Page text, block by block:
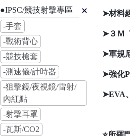
●IPSC/競技射擊專區
-手套
-戰術背心
-競技槍套
-測速儀/計時器
-狙擊鏡/夜視鏡/雷射/
內紅點
-射擊耳罩
-瓦斯/CO2
➤材料
➤３Ｍ
➤軍規
➤強化
➤EVA